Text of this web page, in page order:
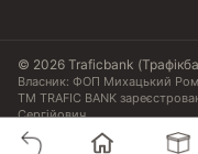
© 2026 Traficbank
Власник: ФОП Михацький
ТМ TRAFIC BANK
Сергійович.
Угода користувача